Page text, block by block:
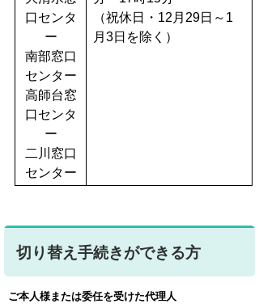
口センタ
ー
南部窓口
センター
高師台窓
口センタ
ー
二川窓口
センター
（祝休日・12月29日～1
月3日を除く）
切り替え手続きができる方
ご本人様または委任を受けた代理人